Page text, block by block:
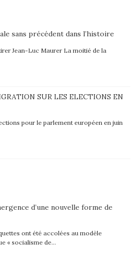
sans précédent dans l’histoire
Jean-Luc Maurer La moitié de la
SUR LES ELECTIONS EN
pour le parlement européen en juin
d’une nouvelle forme de
ont été accolées au modèle
« socialisme de…